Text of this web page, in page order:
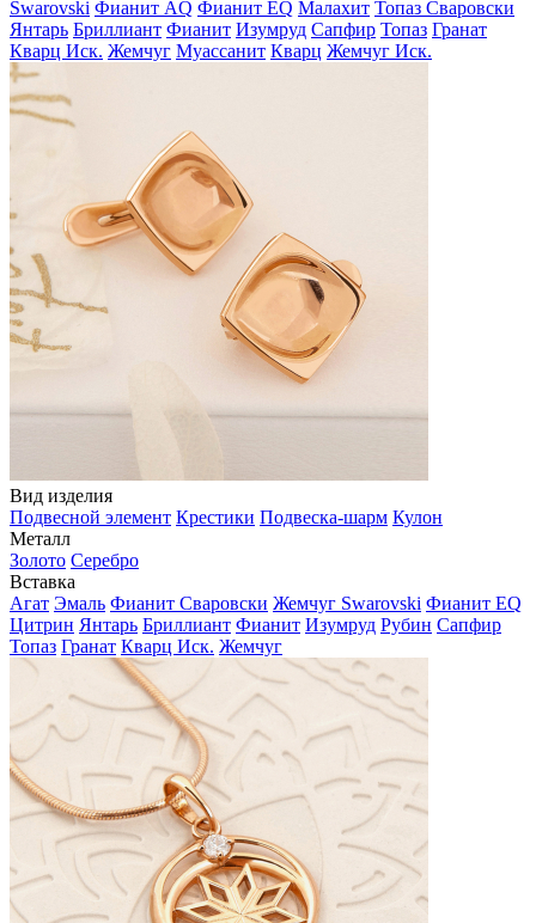
Swarovski Фианит AQ Фианит EQ Малахит Топаз Сваровски
Янтарь Бриллиант Фианит Изумруд Сапфир Топаз Гранат
Кварц Иск. Жемчуг Муассанит Кварц Жемчуг Иск.
Вид изделия
Подвесной элемент Крестики Подвеска-шарм Кулон
Металл
Золото Серебро
Вставка
Агат Эмаль Фианит Сваровски Жемчуг Swarovski Фианит EQ
Цитрин Янтарь Бриллиант Фианит Изумруд Рубин Сапфир
Топаз Гранат Кварц Иск. Жемчуг